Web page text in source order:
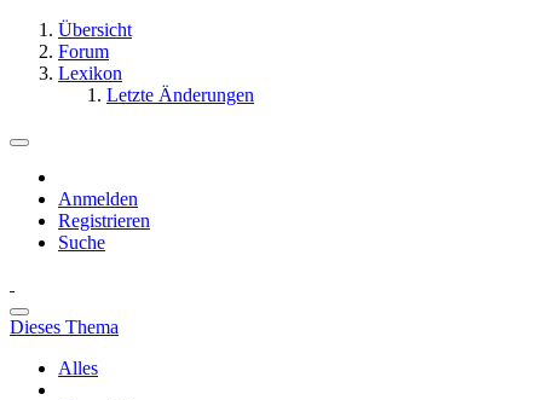
Übersicht
Forum
Lexikon
Letzte Änderungen
Anmelden
Registrieren
Suche
Dieses Thema
Alles